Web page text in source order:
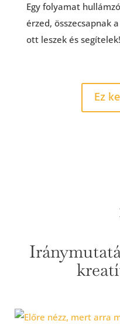
Egy folyamat
érzed, összecsapnak
ott leszek és segítelek!
Ez